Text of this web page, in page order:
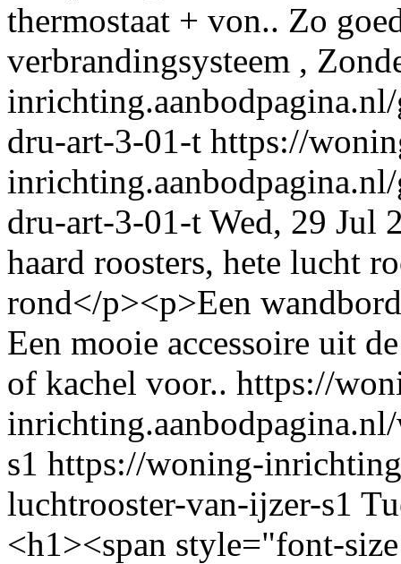
thermostaat + von.. Zo
verbrandingsysteem ,
dru-art-3-01-t https://
dru-art-3-01-t Wed, 29 Jul
haard roosters, hete lucht
rond</p><p>Een
Een mooie accessoire uit
of kachel voor.. https://
s1 https://woning-
luchtrooster-van-ijzer-s1
<h1><span style="font-